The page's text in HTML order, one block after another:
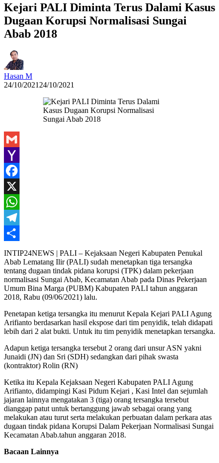
Kejari PALI Diminta Terus Dalami Kasus
Dugaan Korupsi Normalisasi Sungai
Abab 2018
Hasan M
24/10/2021 24/10/2021
Gmail
Yahoo
Mail
Facebook
X
WhatsApp
Telegram
Share
INTIP24NEWS | PALI – Kejaksaan Negeri Kabupaten Penukal
Abab Lematang Ilir (PALI) sudah menetapkan tiga tersangka
tentang dugaan tindak pidana korupsi (TPK) dalam pekerjaan
normalisasi Sungai Abab, Kecamatan Abab pada Dinas Pekerjaan
Umum Bina Marga (PUBM) Kabupaten PALI tahun anggaran
2018, Rabu (09/06/2021) lalu.
Penetapan ketiga tersangka itu menurut Kepala Kejari PALI Agung
Arifianto berdasarkan hasil ekspose dari tim penyidik, telah didapati
lebih dari 2 alat bukti. Untuk itu tim penyidik menetapkan tersangka.
Adapun ketiga tersangka tersebut 2 orang dari unsur ASN yakni
Junaidi (JN) dan Sri (SDH) sedangkan dari pihak swasta
(kontraktor) Rolin (RN)
Ketika itu Kepala Kejaksaan Negeri Kabupaten PALI Agung
Arifianto, didampingi Kasi Pidum Kejari , Kasi Intel dan sejumlah
jajaran lainnya mengatakan 3 (tiga) orang tersangka tersebut
dianggap patut untuk bertanggung jawab sebagai orang yang
melakukan atau turut serta melakukan perbuatan dalam perkara atas
dugaan tindak pidana Korupsi Dalam Pekerjaan Normalisasi Sungai
Kecamatan Abab.tahun anggaran 2018.
Bacaan Lainnya